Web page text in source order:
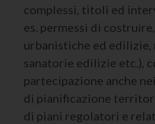
complessi, titoli ed
es. permessi di
urbanistiche ed
sanatorie edilizie etc.),
partecipazione anche
di pianificazione
di piani regolatori e